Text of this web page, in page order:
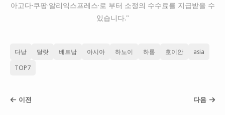
아고다·쿠팡·알리익스프레스·로 부터 소정의 수수료를 지급받을 수
있습니다."
다낭 달랏 베트남 아시아 하노이 하롱 호이안 asia
TOP7
이전 다음